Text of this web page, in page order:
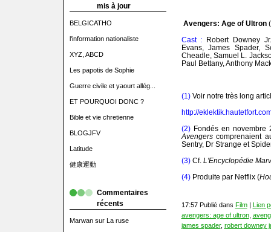
mis à jour
BELGICATHO
l'information nationaliste
XYZ, ABCD
Les papotis de Sophie
Guerre civile et yaourt allég...
ET POURQUOI DONC ?
Bible et vie chretienne
BLOGJFV
Latitude
健康運動
Commentaires
récents
Marwansur La ruse
Avengers: Age of Ultron
Cast : Robert Downey
Evans, James Spader,
Cheadle, Samuel L.
Paul Bettany, Anthony
(1)Voir notre très long
http://
(2) Fondés en novembre
Avengerscomprenaient
Sentry, Dr Strange et
(3) Cf. L'Encyclopédie
(4) Produite par Netflix (
17:57 Publié dans Film| Lien
avengers: age of ultron,
james spader, robert downey